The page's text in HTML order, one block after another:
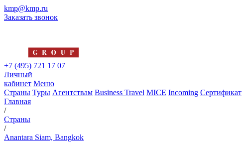
kmp@kmp.ru
Заказать звонок
+7 (495) 721 17 07
Личный
кабинет Меню
Страны Туры Агентствам Business Travel MICE Incoming Сертификат
Главная
/
Страны
/
Anantara Siam, Bangkok